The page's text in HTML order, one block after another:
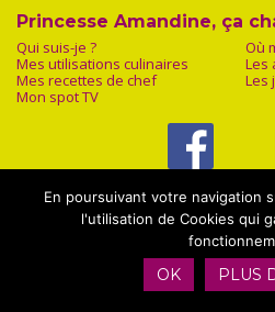
Princesse Amandine, ça
Qui suis-je ?
Où
Mes utilisations culinaires
Les
Mes recettes de chef
Les
Mon spot TV
Mentions
En poursuivant votre navigation
l'utilisation de Cookies qui
OK PLUS